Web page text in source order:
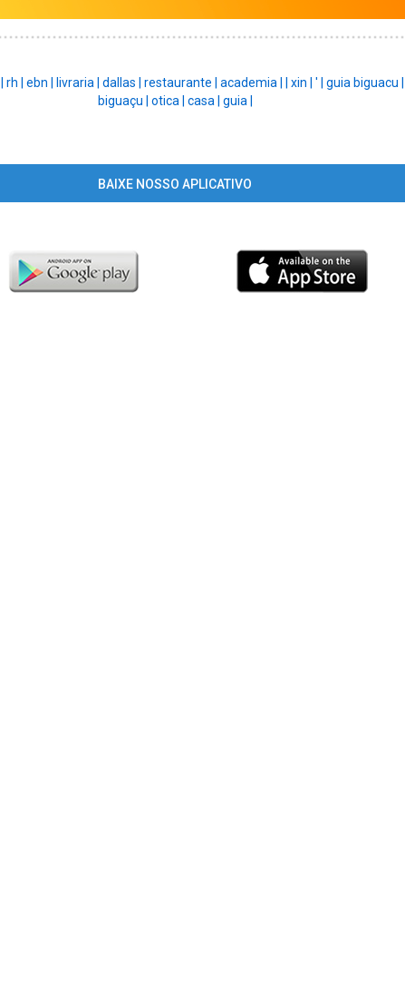
rh | ebn | livraria | dallas | restaurante | academia | xin | ' | guia biguacu |
biguaçu | otica | casa | guia |
BAIXE NOSSO APLICATIVO